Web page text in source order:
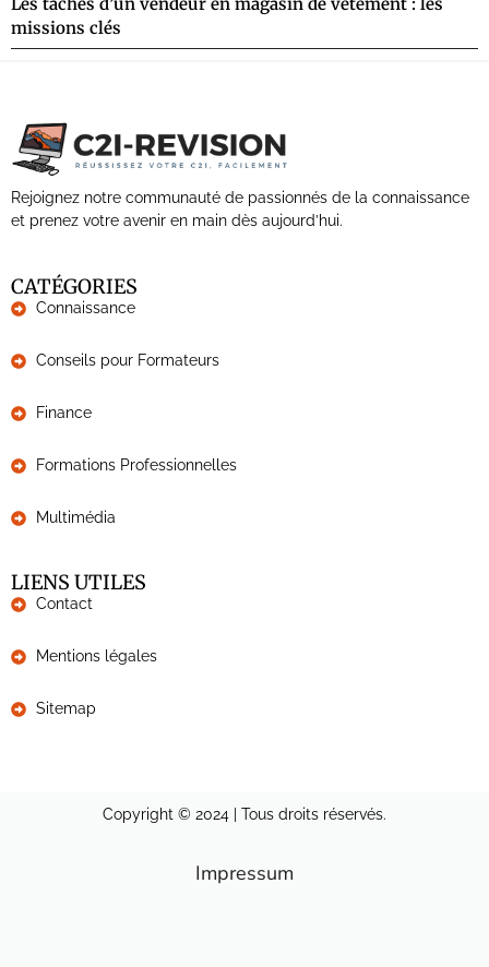
missions clés
Rejoignez notre communauté de passionnés de la connaissance
et prenez votre avenir en main dès aujourd’hui.
CATÉGORIES
Connaissance
Conseils pour Formateurs
Finance
Formations Professionnelles
Multimédia
LIENS UTILES
Contact
Mentions légales
Sitemap
Copyright © 2024 | Tous droits réservés.
Impressum